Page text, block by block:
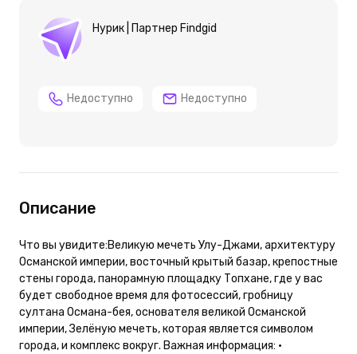
Hурик | Партнер Findgid
Недоступно Недоступно
Описание
Что вы увидите:Великую мечеть Улу-Джами, архитектуру
Османской империи, восточный крытый базар, крепостные
стены города, панорамную площадку Топхане, где у вас
будет свободное время для фотосессий, гробницу
султана Османа-бея, основателя великой Османской
империи, Зелёную мечеть, которая является символом
города, и комплекс вокруг. Важная информация: •